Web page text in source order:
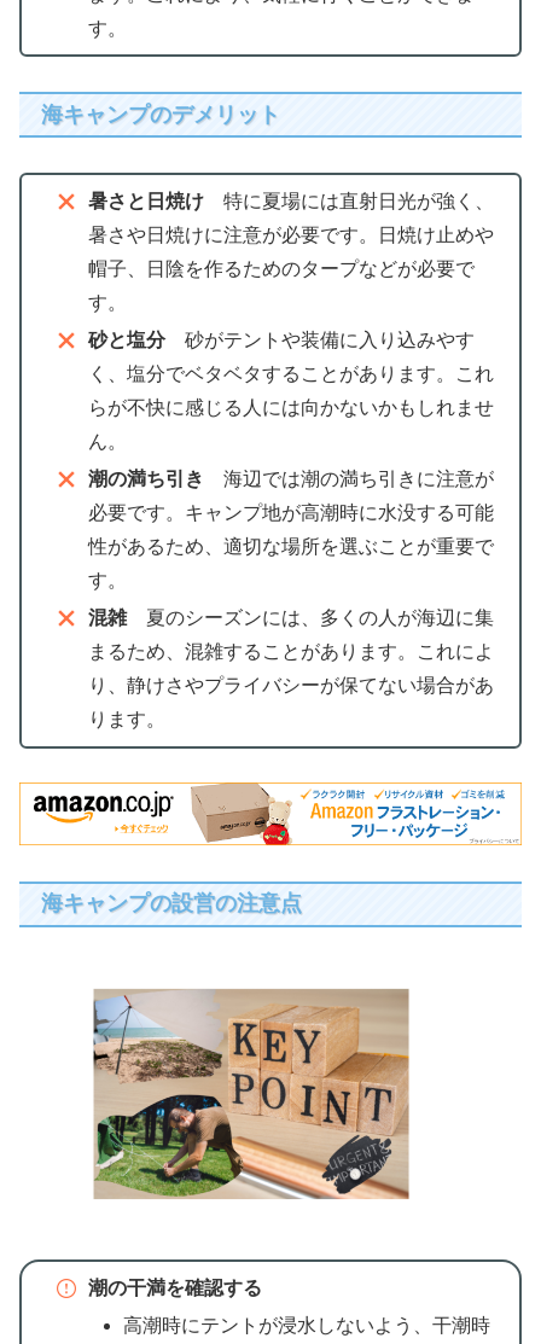
す。
海キャンプのデメリット
暑さと日焼け特に夏場には直射日光が強く、
暑さや日焼けに注意が必要です。日焼け止めや
帽子、日陰を作るためのタープなどが必要で
す。
砂と塩分砂がテントや装備に入り込みやす
く、塩分でベタベタすることがあります。これ
らが不快に感じる人には向かないかもしれませ
ん。
潮の満ち引き
海辺では潮の満ち引きに注意が
必要です。キャンプ地が高潮時に水没する可能
性があるため、適切な場所を選ぶことが重要で
す。
混雑夏のシーズンには、多くの人が海辺に集
まるため、混雑することがあります。これによ
り、静けさやプライバシーが保てない場合があ
ります。
海キャンプの設営の注意点
潮の干満を確認する
高潮時にテントが浸水しないよう、干潮時